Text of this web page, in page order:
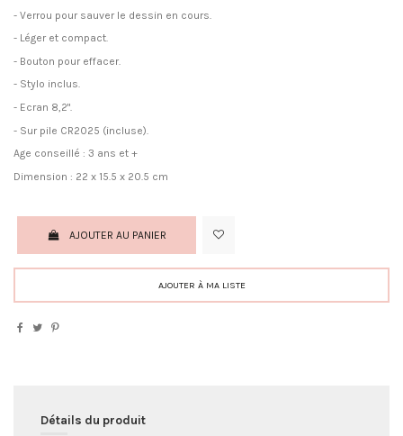
- Verrou pour sauver le dessin en cours.
- Léger et compact.
- Bouton pour effacer.
- Stylo inclus.
- Ecran 8,2".
- Sur pile CR2025 (incluse).
Age conseillé : 3 ans et +
Dimension : 22 x 15.5 x 20.5 cm
AJOUTER AU PANIER
AJOUTER À MA LISTE
Détails du produit